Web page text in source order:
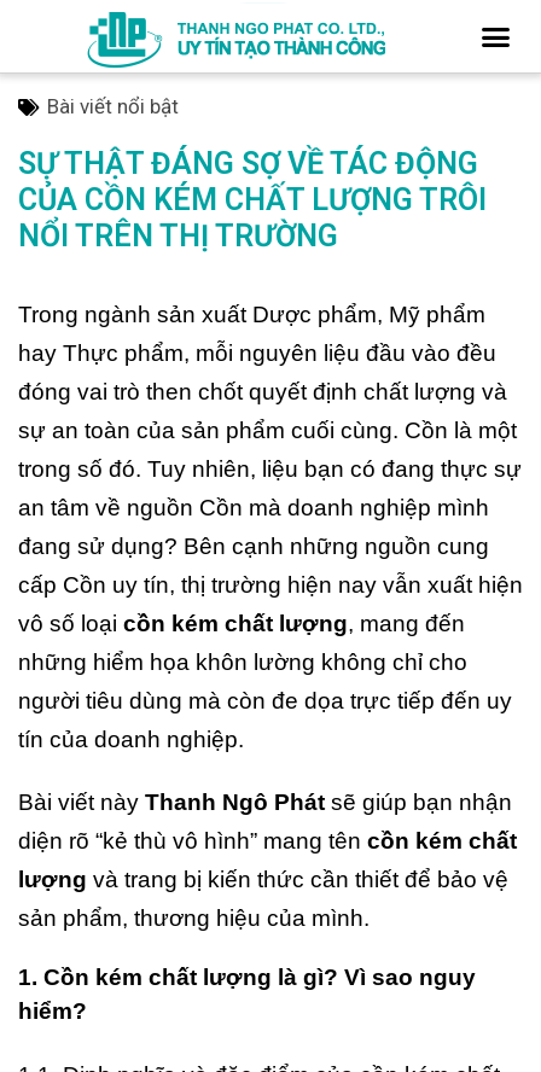
Bài viết nổi bật
SỰ THẬT ĐÁNG SỢ VỀ TÁC ĐỘNG
CỦA CỒN KÉM CHẤT LƯỢNG TRÔI
NỔI TRÊN THỊ TRƯỜNG
Trong ngành sản xuất Dược phẩm, Mỹ phẩm
hay Thực phẩm, mỗi nguyên liệu đầu vào đều
đóng vai trò then chốt quyết định chất lượng và
sự an toàn của sản phẩm cuối cùng. Cồn là một
trong số đó. Tuy nhiên, liệu bạn có đang thực sự
an tâm về nguồn Cồn mà doanh nghiệp mình
đang sử dụng? Bên cạnh những nguồn cung
cấp Cồn uy tín, thị trường hiện nay vẫn xuất hiện
vô số loại cồn kém chất lượng, mang đến
những hiểm họa khôn lường không chỉ cho
người tiêu dùng mà còn đe dọa trực tiếp đến uy
tín của doanh nghiệp.
Bài viết này Thanh Ngô Phát sẽ giúp bạn nhận
diện rõ “kẻ thù vô hình” mang tên cồn kém chất
lượng và trang bị kiến thức cần thiết để bảo vệ
sản phẩm, thương hiệu của mình.
1. Cồn kém chất lượng là gì? Vì sao nguy
hiểm?